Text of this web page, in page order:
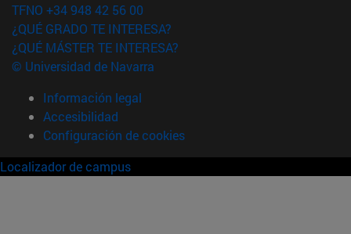
TFNO +34 948 42 56 00
¿QUÉ GRADO TE INTERESA?
¿QUÉ MÁSTER TE INTERESA?
© Universidad de Navarra
Información legal
Accesibilidad
Configuración de cookies
Localizador de campus